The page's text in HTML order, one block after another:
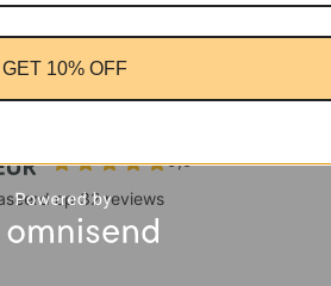
GET 10% OFF